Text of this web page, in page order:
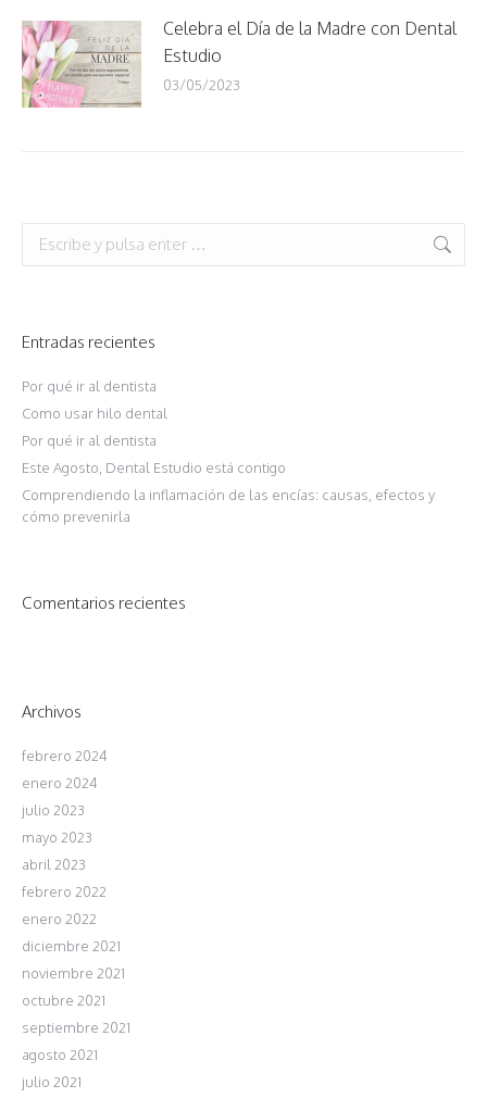
Celebra el Día de la Madre con Dental
Estudio
03/05/2023
Entradas recientes
Por qué ir al dentista
Como usar hilo dental
Por qué ir al dentista
Este Agosto, Dental Estudio está contigo
Comprendiendo la inflamación de las encías: causas, efectos y
cómo prevenirla
Comentarios recientes
Archivos
febrero 2024
enero 2024
julio 2023
mayo 2023
abril 2023
febrero 2022
enero 2022
diciembre 2021
noviembre 2021
octubre 2021
septiembre 2021
agosto 2021
julio 2021